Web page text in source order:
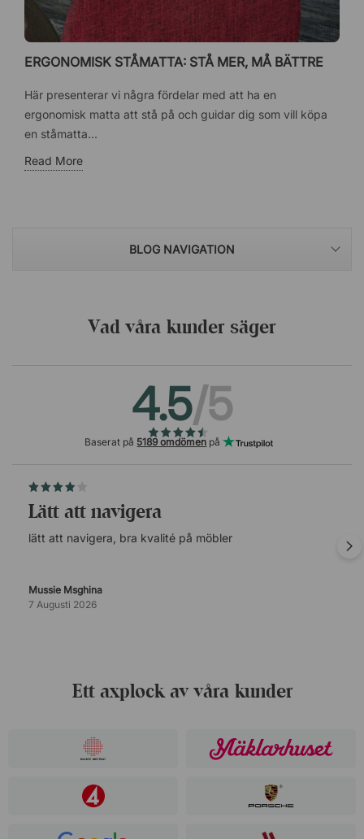
ERGONOMISK STÅMATTA: STÅ MER, MÅ BÄTTRE
Här presenterar vi några fördelar med att ha en
ergonomisk matta att stå på och guidar dig som vill köpa
en ståmatta...
Read More
BLOG NAVIGATION
Vad våra kunder säger
4.5/5
Baserat på 5189 omdömen på
lätt att navigera
lätt att navigera, bra kvalité på möbler
Mussie Msghina
7 Augusti 2026
Ett axplock av våra kunder